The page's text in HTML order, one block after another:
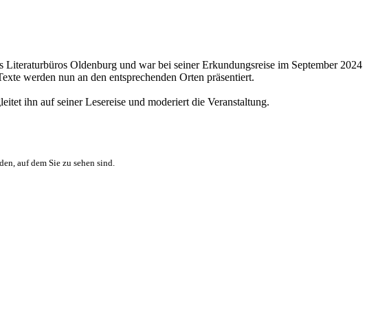
Oldenburg und war bei seiner Erkundungsreise im September 2024
werden nun an den entsprechenden Orten präsentiert.
ihn auf seiner Lesereise und moderiert die Veranstaltung.
auf dem Sie zu sehen sind.